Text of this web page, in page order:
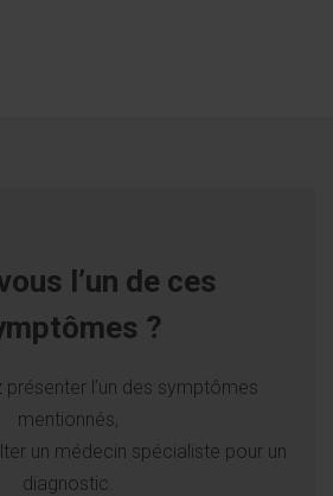
l’un de ces
?
présenter l’un des symptômes
mentionnés,
un médecin spécialiste pour un
diagnostic.